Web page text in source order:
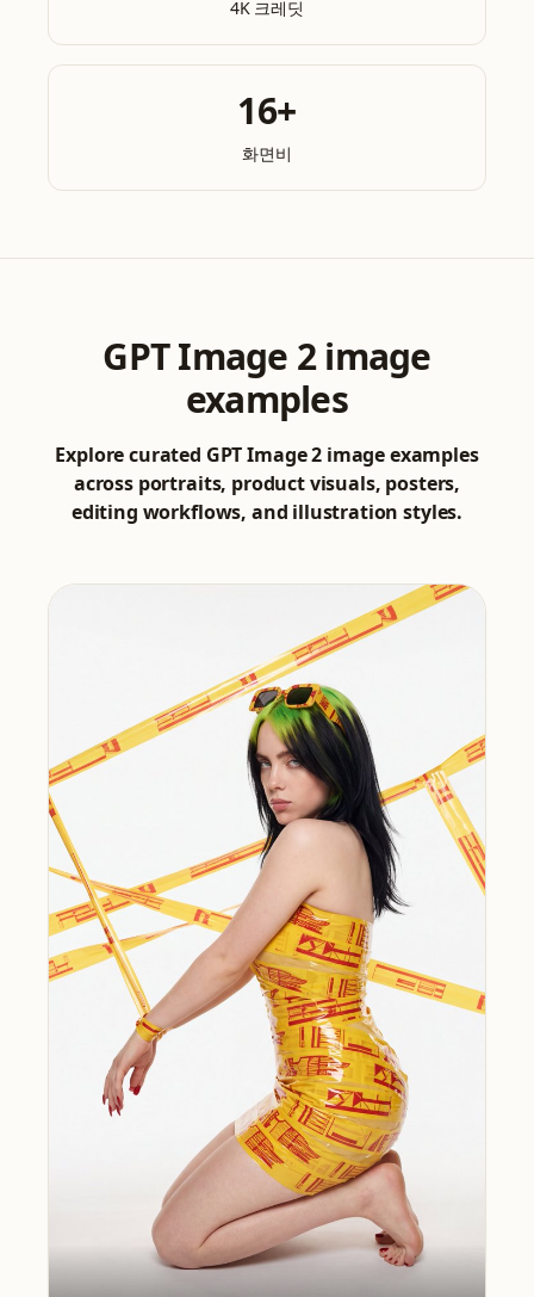
4K 크레딧
16+
화면비
GPT Image 2 image
examples
Explore curated GPT Image 2 image examples
across portraits, product visuals, posters,
editing workflows, and illustration styles.